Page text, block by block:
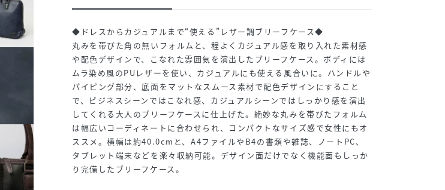
◆ドレスからカジュアルまで“使える”レザー調ブリーフケース◆
丸みを帯びた角の無いフォルムと、程よくカジュアル感を取り入れた素材感
や配色デザインで、こなれた雰囲気を演出したブリーフケース。ボディには
ムラ染め風のPUレザーを使い、カジュアルにも使える風合いに。ハンドルや
パイピング部分、底面をマットなスムース素材で配色デザインにすること
で、ビジネスシーンではこなれ感、カジュアルシーンではしっかり感を演出
してくれる大人のブリーフケースに仕上げた。絶妙な丸みを帯びたフォルム
は幅広いコーディネートに合わせられ、コンパクトなサイズ感で女性にもオ
ススメ。横幅は約40.0cmと、A4ファイルやB4の書類や雑誌、ノートPC、
タブレット端末などを楽々収納可能。デザイン面だけでなく機能面もしっか
り完備したブリーフケース。